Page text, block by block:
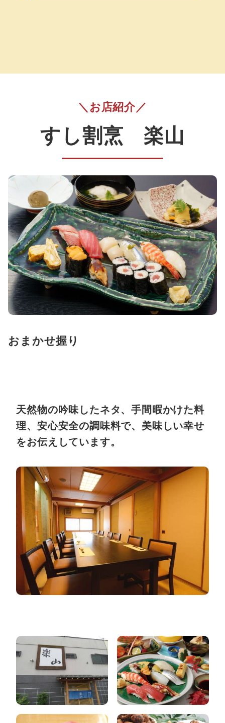
＼お店紹介／
すし割烹 楽山
おまかせ握り
天然物の吟味したネタ、手間暇かけた料
理、安心安全の調味料で、美味しい幸せ
をお伝えしています。